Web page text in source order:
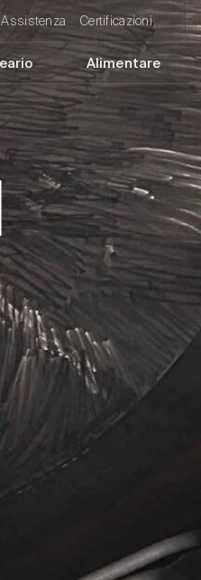
Assistenza Certificazioni
Alimentare